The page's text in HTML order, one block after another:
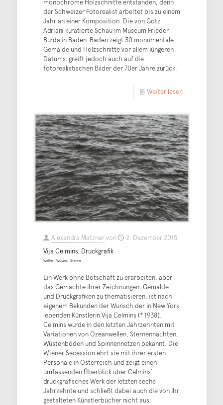
monochrome Holzschnitte entstanden, denn
der Schweizer Fotorealist arbeitet bis zu einem
Jahr an einer Komposition. Die von Götz
Adriani kuratierte Schau im Museum Frieder
Burda in Baden-Baden zeigt 30 monumentale
Gemälde und Holzschnitte vor allem jüngeren
Datums, greift jedoch auch auf die
fotorealistischen Bilder der 70er Jahre zurück.
Weiter lesen
Alexandra Matznervon
2. Dezember 2015
Vija Celmins. Druckgrafik
Wellen, Wüsten, Sterne
Ein Werk ohne Botschaft zu erarbeiten, aber
das Gemachte ihrer Zeichnungen, Gemälde
und Druckgrafiken zu thematisieren, ist nach
eigenem Bekunden der Wunsch der in New York
lebenden Künstlerin Vija Celmins (* 1938).
Celmins wurde in den letzten Jahrzehnten mit
Variationen von Ozeanwellen, Sternennächten,
Wüstenböden und Spinnennetzen bekannt. Die
Wiener Secession ehrt sie mit ihrer ersten
Personale in Österreich und zeigt einen
umfassenden Überblick über Celmins`
druckgrafisches Werk der letzten sechs
Jahrzehnte und schließt dabei auch die von ihr
gestalteten Künstlerbücher nicht aus.